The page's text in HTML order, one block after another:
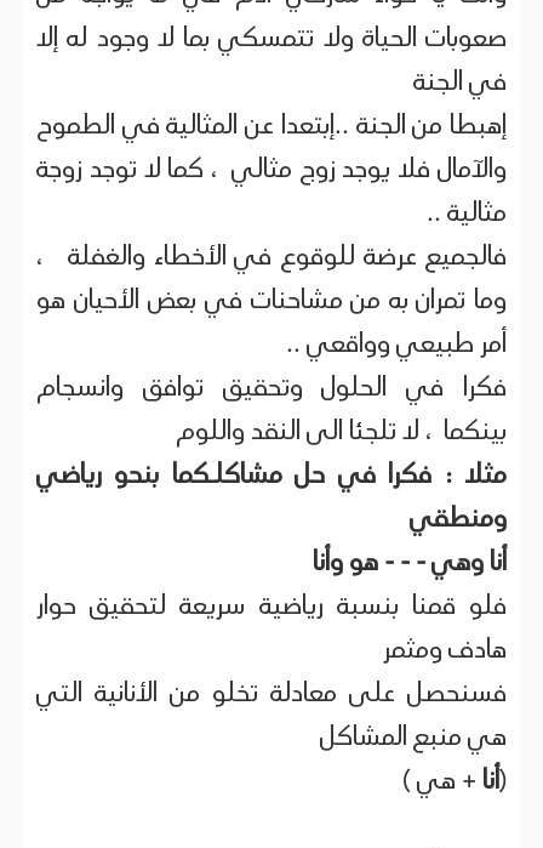
صعوبات الحياة ولا تتمسكي بما لا وجود له إلا
في الجنة
إهبطا من الجنة ..إبتعدا عن المثالية في الطموح
والآمال فلا يوجد زوج مثالي ، كما لا توجد زوجة
مثالية ..
فالجميع عرضة للوقوع في الأخطاء والغفلة ،
وما تمران به من مشاحنات في بعض الأحيان هو
أمر طبيعي وواقعي ..
فكرا في الحلول وتحقيق توافق وانسجام
بينكما ، لا تلجئا الى النقد واللوم
مثلا : فكرا في حل مشاكلـكما بنحو رياضي
ومنطقي
أنا وهي - - - هو وأنا
فلو قمنا بنسبة رياضية سريعة لتحقيق حوار
هادف ومثمر
فسنحصل على معادلة تخلو من الأنانية التي
هي منبع المشاكل
(أنا + هي )